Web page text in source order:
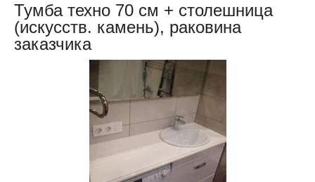
Тумба техно 70 см + столешница
(искусств. камень), раковина
заказчика